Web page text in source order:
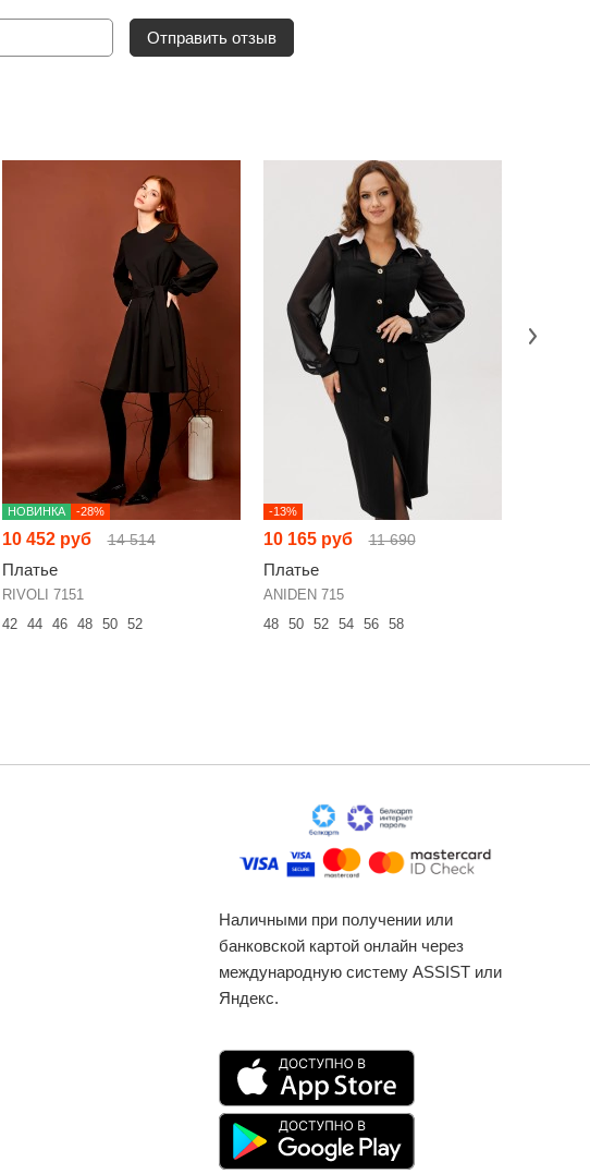
Отправить отзыв
НОВИНКА -28%
10 452 руб 14 514
Платье
RIVOLI 7151
42
44 46 48 50 52
-13%
10 165 руб 11 690
Платье
ANIDEN 715
48
50 52 54 56 58
Наличными при получении или
банковской картой онлайн через
международную систему ASSIST или
Яндекс.